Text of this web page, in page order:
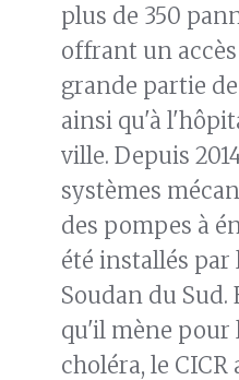
plus de 350
offrant un accès
grande partie
ainsi qu'à
ville. Depuis
systèmes
des pompes à
été installés par
Soudan du
qu'il mène
choléra, le CICR